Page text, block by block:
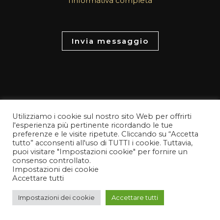
Invia messaggio
Politica sulla riservatezza
Utilizziamo i cookie sul nostro sito Web per offrirti
l'esperienza più pertinente ricordando le tue
preferenze e le visite ripetute. Cliccando su “Accetta
tutto” acconsenti all'uso di TUTTI i cookie. Tuttavia,
puoi visitare "Impostazioni cookie" per fornire un
consenso controllato.
Impostazioni dei cookie
Accettare tutti
Impostazioni dei cookie Accettare tutti